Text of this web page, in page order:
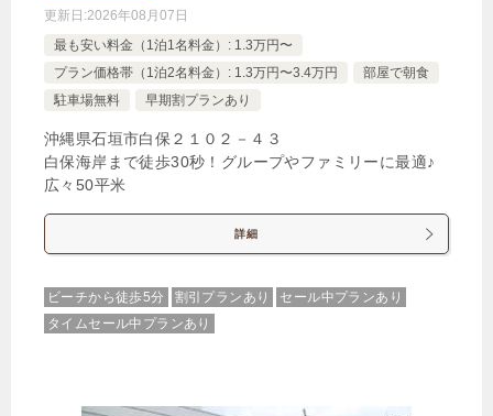
更新日:2026年08月07日
最も安い料金（1泊1名料金）: 1.3万円〜
プラン価格帯（1泊2名料金）: 1.3万円〜3.4万円
部屋で朝食
駐車場無料
早期割プランあり
沖縄県石垣市白保２１０２－４３
白保海岸まで徒歩30秒！グループやファミリーに最適♪
広々50平米
詳細
ビーチから徒歩5分 割引プランあり
セール中プランあり
タイムセール中プランあり